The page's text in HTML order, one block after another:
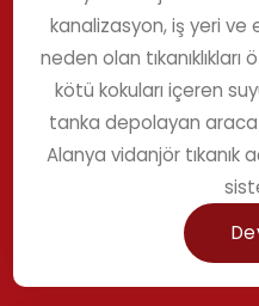
kanalizasyon, iş yeri ve
neden olan tıkanıklıkları
kötü kokuları içeren
tanka depolayan araca
Alanya vidanjör tıkanık